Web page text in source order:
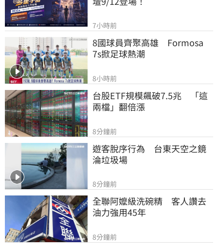
7小時前
8國球員齊聚高雄　Formosa
7s掀足球熱潮
8小時前
台股ETF規模飆破7.5兆　「這
兩檔」翻倍漲
8分鐘前
遊客脫序行為　台東天空之鏡
淪垃圾場
8分鐘前
全聯阿嬤級洗碗精　客人讚去
油力強用45年
8分鐘前